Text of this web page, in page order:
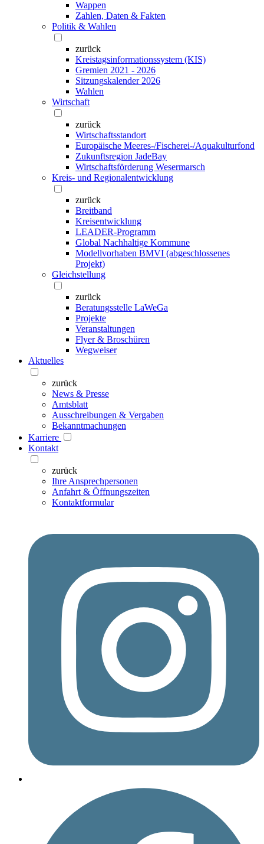
Wappen
Zahlen, Daten & Fakten
Politik & Wahlen
zurück
Kreistagsinformationssystem (KIS)
Gremien 2021 - 2026
Sitzungskalender 2026
Wahlen
Wirtschaft
zurück
Wirtschaftsstandort
Europäische Meeres-/Fischerei-/Aquakulturfond
Zukunftsregion JadeBay
Wirtschaftsförderung Wesermarsch
Kreis- und Regionalentwicklung
zurück
Breitband
Kreisentwicklung
LEADER-Programm
Global Nachhaltige Kommune
Modellvorhaben BMVI (abgeschlossenes
Projekt)
Gleichstellung
zurück
Beratungsstelle LaWeGa
Projekte
Veranstaltungen
Flyer & Broschüren
Wegweiser
Aktuelles
zurück
News & Presse
Amtsblatt
Ausschreibungen & Vergaben
Bekanntmachungen
Karriere
Kontakt
zurück
Ihre Ansprechpersonen
Anfahrt & Öffnungszeiten
Kontaktformular